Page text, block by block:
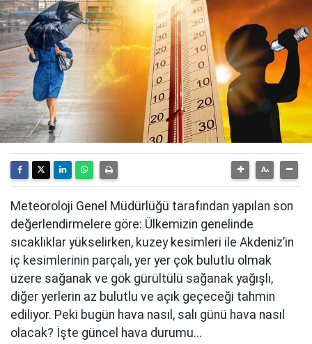
Meteoroloji Genel Müdürlüğü tarafından yapılan son
değerlendirmelere göre: Ülkemizin genelinde
sıcaklıklar yükselirken, kuzey kesimleri ile Akdeniz’in
iç kesimlerinin parçalı, yer yer çok bulutlu olmak
üzere sağanak ve gök gürültülü sağanak yağışlı,
diğer yerlerin az bulutlu ve açık geçeceği tahmin
ediliyor. Peki bugün hava nasıl, salı günü hava nasıl
olacak? İşte güncel hava durumu...